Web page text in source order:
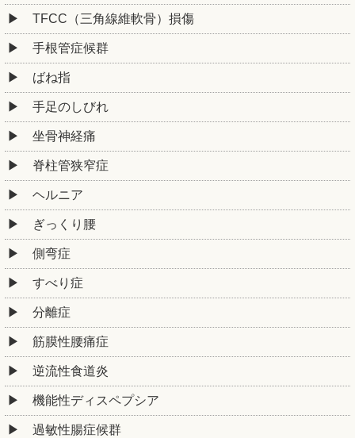
TFCC（三角線維軟骨）損傷
手根管症候群
ばね指
手足のしびれ
坐骨神経痛
脊柱管狭窄症
ヘルニア
ぎっくり腰
側弯症
すべり症
分離症
筋膜性腰痛症
逆流性食道炎
機能性ディスペプシア
過敏性腸症候群